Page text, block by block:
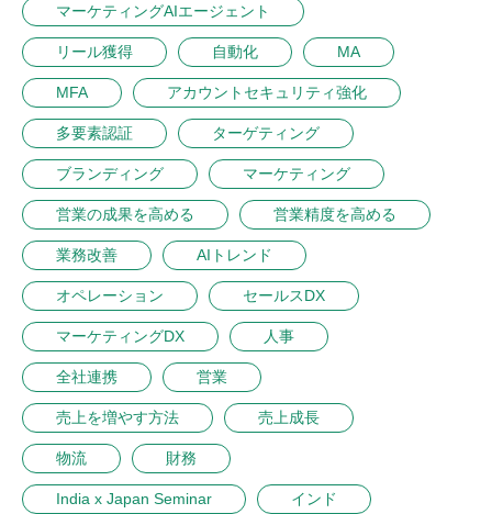
マーケティングAIエージェント
リール獲得 自動化 MA
MFA アカウントセキュリティ強化
多要素認証 ターゲティング
ブランディング マーケティング
営業の成果を高める 営業精度を高める
業務改善 AIトレンド
オペレーション セールスDX
マーケティングDX 人事
全社連携 営業
売上を増やす方法 売上成長
物流 財務
India x Japan Seminar インド